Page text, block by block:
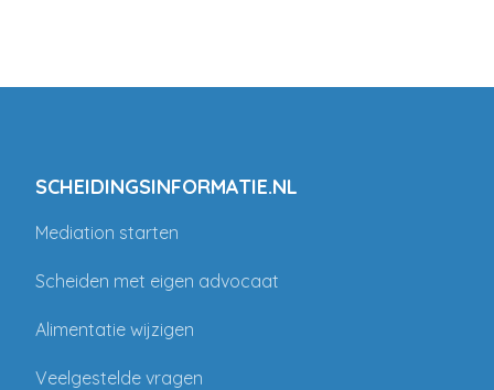
SCHEIDINGSINFORMATIE.NL
Mediation starten
Scheiden met eigen advocaat
Alimentatie wijzigen
Veelgestelde vragen